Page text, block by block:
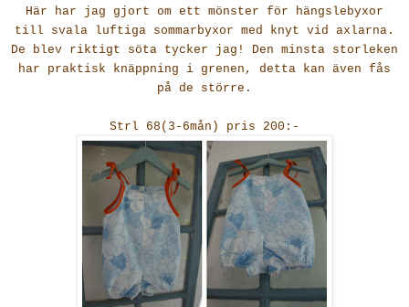
Här har jag gjort om ett mönster för hängslebyxor
till svala luftiga sommarbyxor med knyt vid axlarna.
De blev riktigt söta tycker jag! Den minsta storleken
har praktisk knäppning i grenen, detta kan även fås
på de större.
Strl 68(3-6mån) pris 200:-